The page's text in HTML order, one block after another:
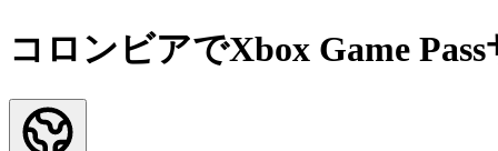
コロンビアでXbox Game